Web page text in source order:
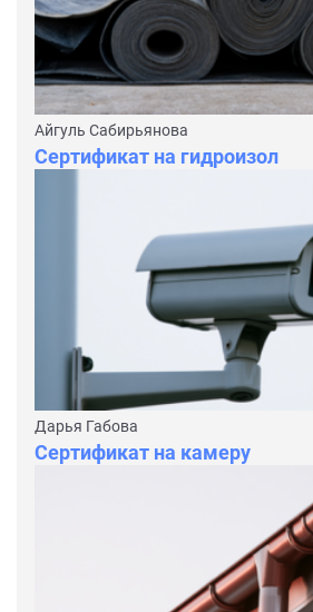
Айгуль Сабирьянова
Сертификат на гидроизол
Дарья Габова
Сертификат на камеру